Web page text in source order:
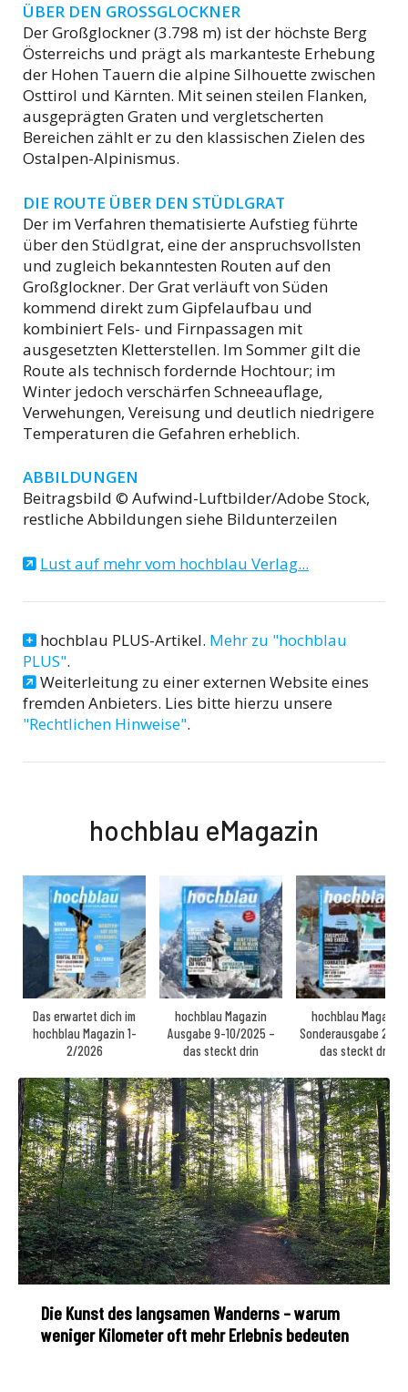
ÜBER DEN GROSSGLOCKNER
Der Großglockner (3.798 m) ist der höchste Berg
Österreichs und prägt als markanteste Erhebung
der Hohen Tauern die alpine Silhouette zwischen
Osttirol und Kärnten. Mit seinen steilen Flanken,
ausgeprägten Graten und vergletscherten
Bereichen zählt er zu den klassischen Zielen des
Ostalpen-Alpinismus.
DIE ROUTE ÜBER DEN STÜDLGRAT
Der im Verfahren thematisierte Aufstieg führte
über den Stüdlgrat, eine der anspruchsvollsten
und zugleich bekanntesten Routen auf den
Großglockner. Der Grat verläuft von Süden
kommend direkt zum Gipfelaufbau und
kombiniert Fels- und Firnpassagen mit
ausgesetzten Kletterstellen. Im Sommer gilt die
Route als technisch fordernde Hochtour; im
Winter jedoch verschärfen Schneeauflage,
Verwehungen, Vereisung und deutlich niedrigere
Temperaturen die Gefahren erheblich.
ABBILDUNGEN
Beitragsbild © Aufwind-Luftbilder/Adobe Stock,
restliche Abbildungen siehe Bildunterzeilen
Lust auf mehr vom hochblau Verlag...
hochblau PLUS-Artikel. Mehr zu "hochblau
PLUS".
Weiterleitung zu einer externen Website eines
fremden Anbieters. Lies bitte hierzu unsere
"Rechtlichen Hinweise".
hochblau eMagazin
Das erwartet dich im
hochblau Magazin 1-
2/2026
hochblau Magazin
Ausgabe 9-10/2025 –
das steckt drin
hochblau Magazin
Sonderausgabe
das steckt drin
Die Kunst des langsamen Wanderns – warum
weniger Kilometer oft mehr Erlebnis bedeuten